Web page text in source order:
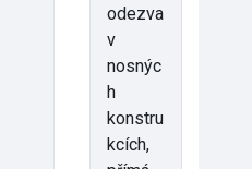
odezva
v
nosnýc
h
konstru
kcích,